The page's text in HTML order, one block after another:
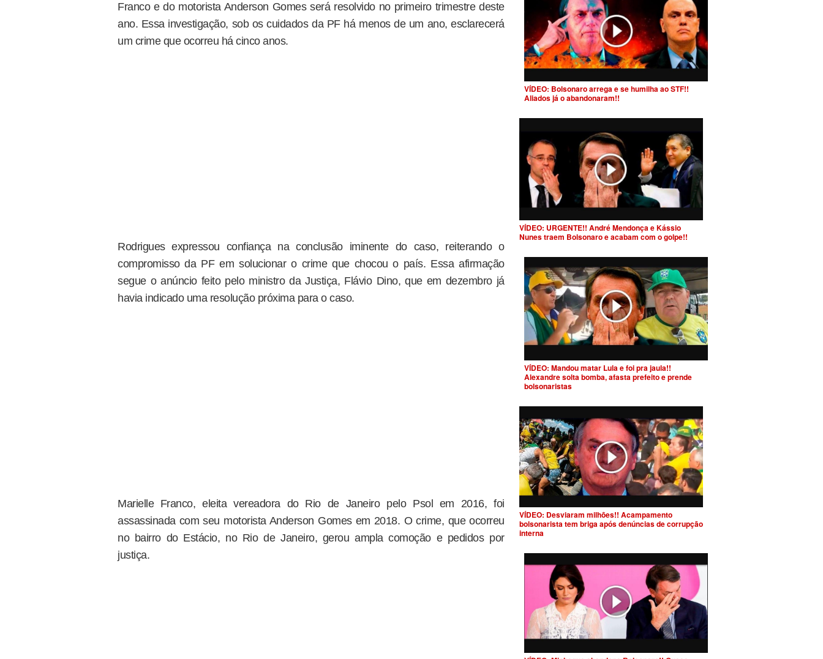
Franco e do motorista Anderson Gomes será resolvido no primeiro trimestre deste
ano. Essa investigação, sob os cuidados da PF há menos de um ano, esclarecerá
um crime que ocorreu há cinco anos.
Rodrigues expressou confiança na conclusão iminente do caso, reiterando o
compromisso da PF em solucionar o crime que chocou o país. Essa afirmação
segue o anúncio feito pelo ministro da Justiça, Flávio Dino, que em dezembro já
havia indicado uma resolução próxima para o caso.
Marielle Franco, eleita vereadora do Rio de Janeiro pelo Psol em 2016, foi
assassinada com seu motorista Anderson Gomes em 2018. O crime, que ocorreu
no bairro do Estácio, no Rio de Janeiro, gerou ampla comoção e pedidos por
justiça.
VÍDEO: Bolsonaro arrega e se humilha ao STF!!
Aliados já o abandonaram!!
VÍDEO: URGENTE!! André Mendonça e Kássio
Nunes traem Bolsonaro e acabam com o golpe!!
VÍDEO: Mandou matar Lula e foi pra jaula!!
Alexandre solta bomba, afasta prefeito e prende
bolsonaristas
VÍDEO: Desviaram milhões!! Acampamento
bolsonarista tem briga após denúncias de corrupção
interna